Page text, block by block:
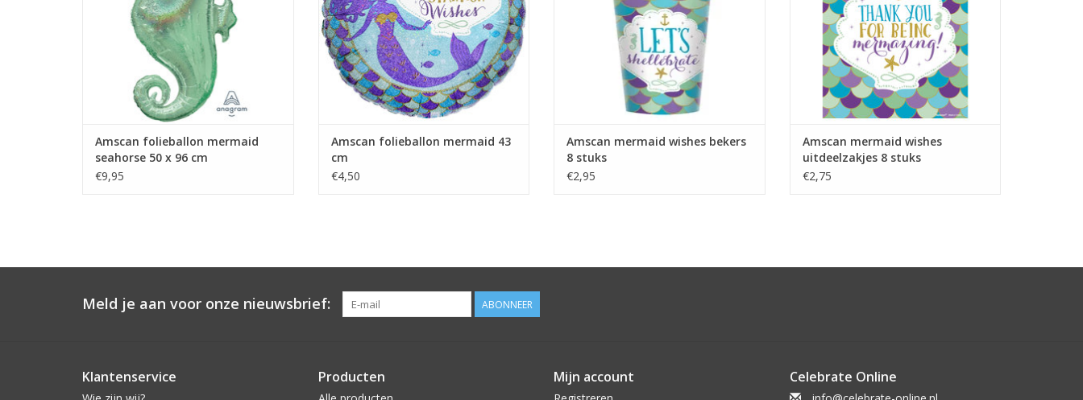
Amscan folieballon mermaid
seahorse 50 x 96 cm
€9,95
Amscan folieballon mermaid 43
cm
€4,50
Amscan mermaid wishes bekers
8 stuks
€2,95
Amscan mermaid wishes
uitdeelzakjes 8 stuks
€2,75
Meld je aan voor onze nieuwsbrief: ABONNEER
Klantenservice Producten Mijn account Celebrate Online